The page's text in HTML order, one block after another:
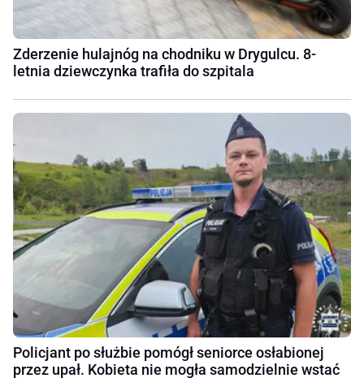
Zderzenie hulajnóg na chodniku w Drygulcu. 8-
letnia dziewczynka trafiła do szpitala
Policjant po służbie pomógł seniorce osłabionej
przez upał. Kobieta nie mogła samodzielnie wstać